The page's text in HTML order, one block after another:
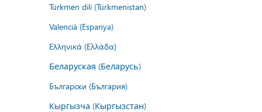
Türkmen dili (Türkmenistan)
Valencià (Espanya)
Ελληνικά (Ελλάδα)
Беларуская (Беларусь)
Български (България)
Кыргызча (Кыргызстан)